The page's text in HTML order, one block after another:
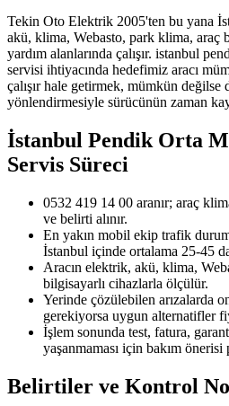
Tekin Oto Elektrik 2005'ten bu yana
akü, klima, Webasto, park klima, araç
yardım alanlarında çalışır. istanbul
servisi ihtiyacında hedefimiz aracı
çalışır hale getirmek, mümkün
yönlendirmesiyle sürücünün zaman
İstanbul Pendik Orta
Servis Süreci
0532 419 14 00 aranır; araç
ve belirti alınır.
En yakın mobil ekip trafik
İstanbul içinde ortalama 25-45
Aracın elektrik, akü, klima,
bilgisayarlı cihazlarla ölçülür.
Yerinde çözülebilen arızalarda
gerekiyorsa uygun alternatifler
İşlem sonunda test, fatura,
yaşanmaması için bakım önerisi
Belirtiler ve Kontrol